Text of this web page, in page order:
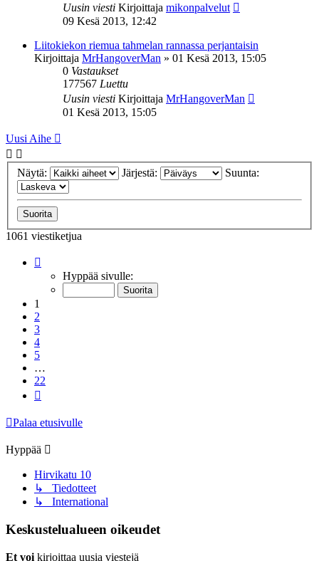
Uusin viesti Kirjoittaja mikonpalvelut
09 Kesä 2013, 12:42
Liitokiekon riemua tahmelan rannassa perjantaisin
Kirjoittaja MrHangoverMan » 01 Kesä 2013, 15:05
0 Vastaukset
177567 Luettu
Uusin viesti Kirjoittaja MrHangoverMan
01 Kesä 2013, 15:05
Uusi Aihe
Näytä: Järjestä: Suunta:
1061 viestiketjua
22 Hyppää sivulle:
1
2
3
4
5
…
22
Palaa etusivulle
Hyppää
Hirvikatu 10
↳ Tiedotteet
↳ International
Keskustelualueen oikeudet
Et voi kirjoittaa uusia viestejä